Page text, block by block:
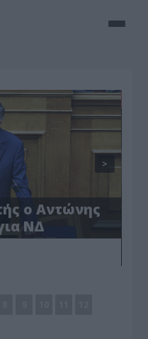
ο Αντώνης
ΝΔ
>